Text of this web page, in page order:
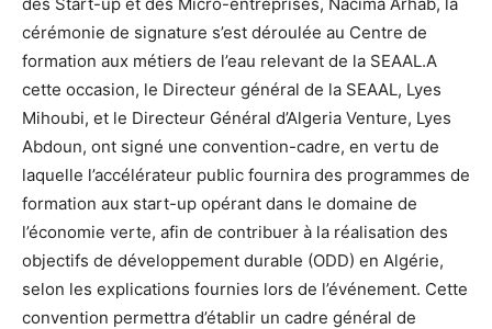
cérémonie de signature s’est déroulée au Centre de
formation aux métiers de l’eau relevant de la SEAAL.A
cette occasion, le Directeur général de la SEAAL, Lyes
Mihoubi, et le Directeur Général d’Algeria Venture, Lyes
Abdoun, ont signé une convention-cadre, en vertu de
laquelle l’accélérateur public fournira des programmes de
formation aux start-up opérant dans le domaine de
l’économie verte, afin de contribuer à la réalisation des
objectifs de développement durable (ODD) en Algérie,
selon les explications fournies lors de l’événement. Cette
convention permettra d’établir un cadre général de